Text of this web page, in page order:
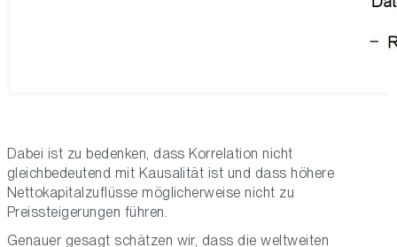
Dabei ist zu bedenken, dass Korrelation nicht
gleichbedeutend mit Kausalität ist und dass höhere
Nettokapitalzuflüsse möglicherweise nicht zu
Preissteigerungen führen.
Genauer gesagt schätzen wir, dass die weltweiten